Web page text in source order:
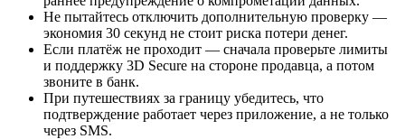
Не пытайтесь отключить дополнительную проверку —
экономия 30 секунд не стоит риска потери денег.
Если платёж не проходит — сначала проверьте лимиты
и поддержку 3D Secure на стороне продавца, а потом
звоните в банк.
При путешествиях за границу убедитесь, что
подтверждение работает через приложение, а не только
через SMS.